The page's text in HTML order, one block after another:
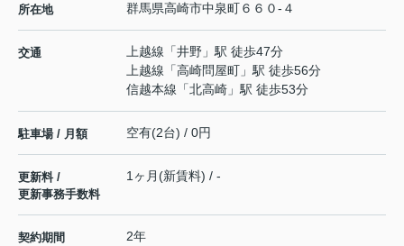
所在地 群馬県高崎市中泉町６６０-４
交通 上越線 「井野 」駅 徒歩47分
上越線 「高崎問屋町 」駅 徒歩56分
信越本線 「北高崎 」駅 徒歩53分
駐車場 / 月額 空有(2台) / 0円
更新料 /
更新事務手数料
1ヶ月(新賃料) / -
契約期間 2年